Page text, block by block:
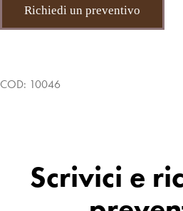
Richiedi un preventivo
COD: 10046
Scrivici e